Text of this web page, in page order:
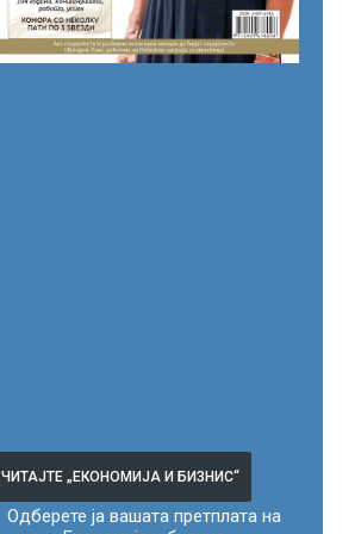
ЧИТАЈТЕ „ЕКОНОМИЈА И БИЗНИС“
Одберете ја вашата претплата на